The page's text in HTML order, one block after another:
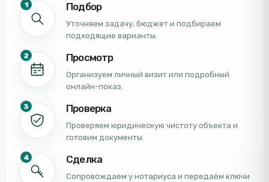
1 Подбор
Уточняем задачу, бюджет и подбираем
подходящие варианты.
2 Просмотр
Организуем личный визит или подробный
онлайн-показ.
3 Проверка
Проверяем юридическую чистоту объекта и
готовим документы.
4 Сделка
Сопровождаем у нотариуса и передаём ключи